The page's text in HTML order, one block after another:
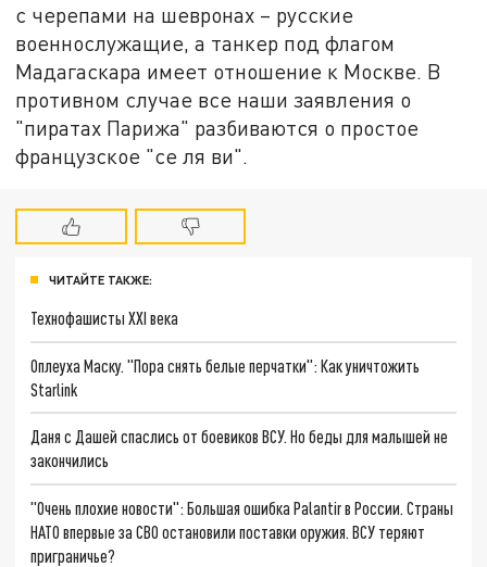
с черепами на шевронах – русские
военнослужащие, а танкер под флагом
Мадагаскара имеет отношение к Москве. В
противном случае все наши заявления о
"пиратах Парижа" разбиваются о простое
французское "се ля ви".
ЧИТАЙТЕ ТАКЖЕ:
Технофашисты XXI века
Оплеуха Маску. "Пора снять белые перчатки": Как уничтожить
Starlink
Даня с Дашей спаслись от боевиков ВСУ. Но беды для малышей не
закончились
"Очень плохие новости": Большая ошибка Palantir в России. Страны
НАТО впервые за СВО остановили поставки оружия. ВСУ теряют
приграничье?